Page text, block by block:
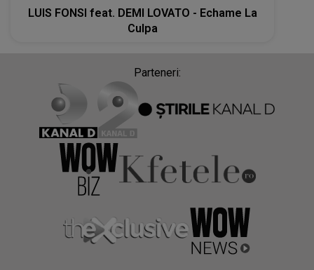
LUIS FONSI feat. DEMI LOVATO - Echame La
Culpa
Parteneri: